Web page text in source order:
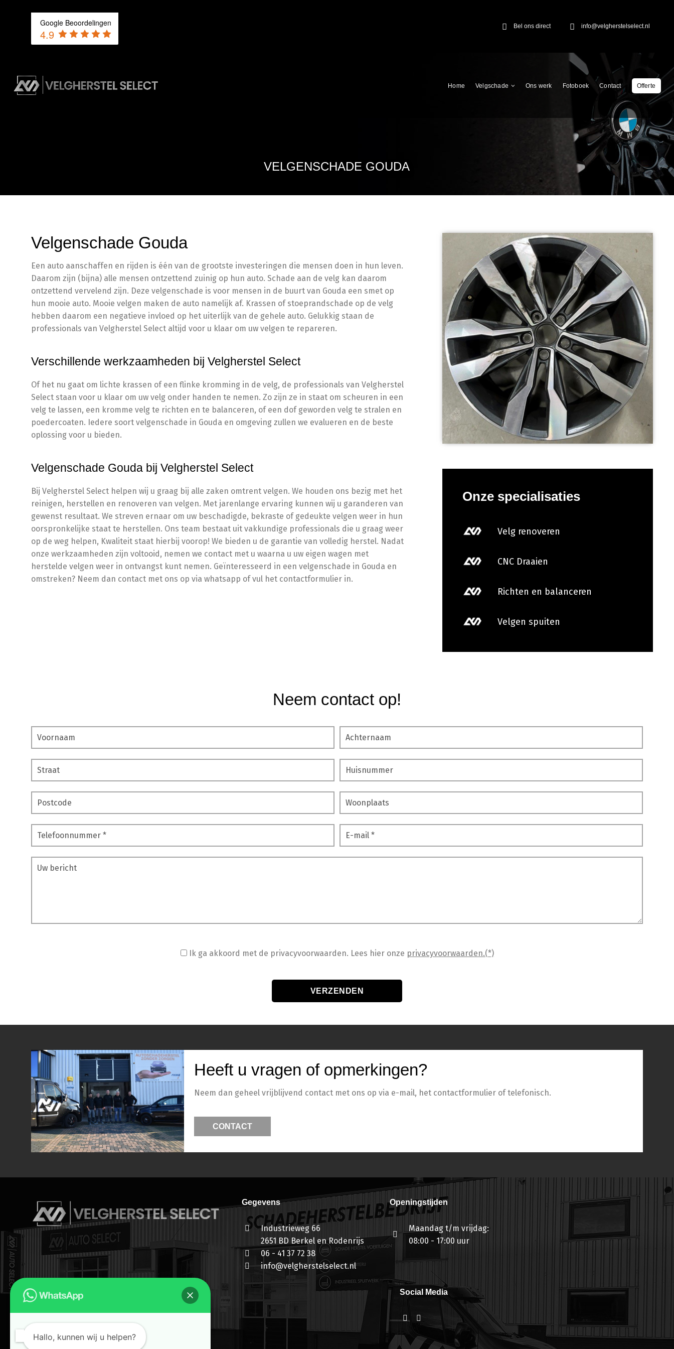
Google Beoordelingen
4.9
Bel ons direct info@velgherstelselect.nl
Home Velgschade Ons werk Fotoboek Contact Offerte
VELGENSCHADE GOUDA
Velgenschade Gouda
Een auto aanschaffen en rijden is één van de grootste investeringen die mensen doen in hun leven.
Daarom zijn (bijna) alle mensen ontzettend zuinig op hun auto. Schade aan de velg kan daarom
ontzettend vervelend zijn. Deze velgenschade is voor mensen in de buurt van Gouda een smet op
hun mooie auto. Mooie velgen maken de auto namelijk af. Krassen of stoeprandschade op de velg
hebben daarom een negatieve invloed op het uiterlijk van de gehele auto. Gelukkig staan de
professionals van Velgherstel Select altijd voor u klaar om uw velgen te repareren.
Verschillende werkzaamheden bij Velgherstel Select
Of het nu gaat om lichte krassen of een flinke kromming in de velg, de professionals van Velgherstel
Select staan voor u klaar om uw velg onder handen te nemen. Zo zijn ze in staat om scheuren in een
velg te lassen, een kromme velg te richten en te balanceren, of een dof geworden velg te stralen en
poedercoaten. Iedere soort velgenschade in Gouda en omgeving zullen we evalueren en de beste
oplossing voor u bieden.
Velgenschade Gouda bij Velgherstel Select
Bij Velgherstel Select helpen wij u graag bij alle zaken omtrent velgen. We houden ons bezig met het
reinigen, herstellen en renoveren van velgen. Met jarenlange ervaring kunnen wij u garanderen van
gewenst resultaat. We streven ernaar om uw beschadigde, bekraste of gedeukte velgen weer in hun
oorspronkelijke staat te herstellen. Ons team bestaat uit vakkundige professionals die u graag weer
op de weg helpen, Kwaliteit staat hierbij voorop! We bieden u de garantie van volledig herstel. Nadat
onze werkzaamheden zijn voltooid, nemen we contact met u waarna u uw eigen wagen met
herstelde velgen weer in ontvangst kunt nemen. Geïnteresseerd in een velgenschade in Gouda en
omstreken? Neem dan contact met ons op via whatsapp of vul het contactformulier in.
Onze specialisaties
Velg renoveren
CNC Draaien
Richten en balanceren
Velgen spuiten
Neem contact op!
Ik ga akkoord met de privacyvoorwaarden. Lees hier onze privacyvoorwaarden.(*)
Heeft u vragen of opmerkingen?
Neem dan geheel vrijblijvend contact met ons op via e-mail, het contactformulier of telefonisch.
CONTACT
Gegevens
Industrieweg 66
2651 BD Berkel en Rodenrijs
06 - 41 37 72 38
info@velgherstelselect.nl
Openingstijden
Maandag t/m vrijdag:
08:00 - 17:00 uur
Social Media
Hallo, kunnen wij u helpen?